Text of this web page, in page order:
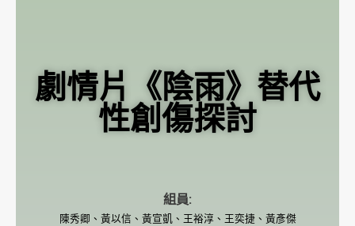
劇情片《陰雨》替代
性創傷探討
組員:
陳秀卿、黃以信、黃宣凱、王裕淳、王奕捷、黃彥傑